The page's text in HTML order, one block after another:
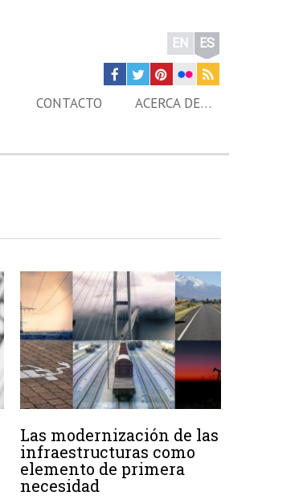
EN ES
CONTACTO ACERCA DE…
Las modernización de las
infraestructuras como
elemento de primera
necesidad